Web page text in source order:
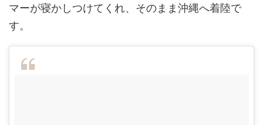
マーが寝かしつけてくれ、そのまま沖縄へ着陸で
す。